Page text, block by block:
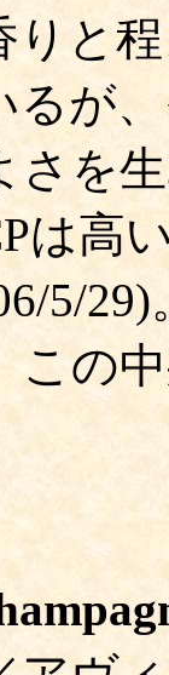
りと
るが
さを
は高
5/29)
この